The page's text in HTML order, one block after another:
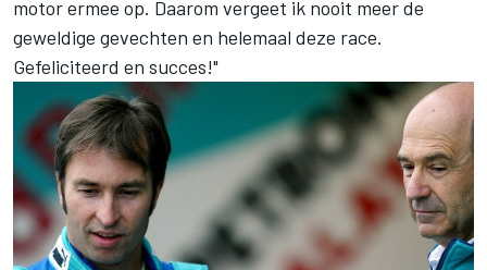
motor ermee op. Daarom vergeet ik nooit meer de
geweldige gevechten en helemaal deze race.
Gefeliciteerd en succes!"